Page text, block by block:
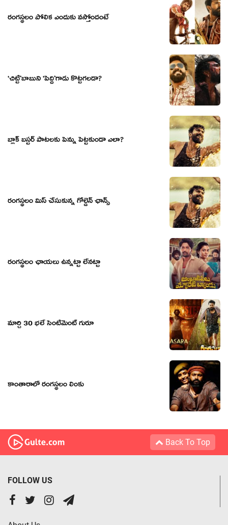
రంగస్థలం పోలిక ఎందుకు వస్తోందంటే
‘చిట్టి’బాబుని ‘పెద్ది’గాడు కొట్టగలడా?
బ్లాక్ బస్టర్ పాటలకు పెన్ను పెట్టకుండా ఎలా?
రంగస్థలం మిస్ చేసుకున్న గోల్డెన్ ఛాన్స్
రంగస్థలం ఛాయలు ఉన్నట్టా లేనట్టా
మార్చి 30 భలే సెంటిమెంట్ గురూ
కాంతారాలో రంగస్థలం లింకు
Back To Top
FOLLOW US